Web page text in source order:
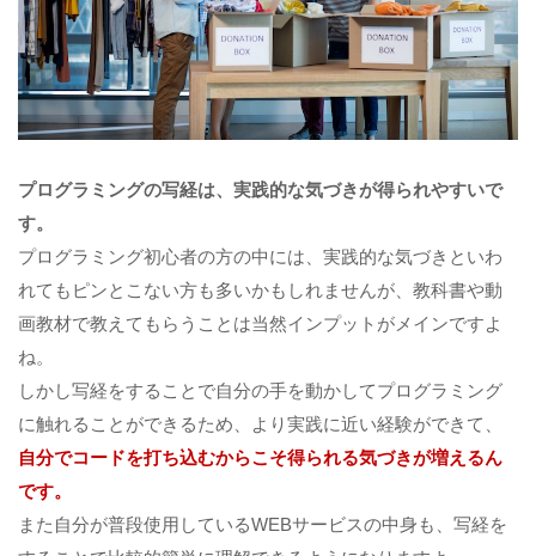
プログラミングの写経は、実践的な気づきが得られやすいで
す。
プログラミング初心者の方の中には、実践的な気づきといわ
れてもピンとこない方も多いかもしれませんが、教科書や動
画教材で教えてもらうことは当然インプットがメインですよ
ね。
しかし写経をすることで自分の手を動かしてプログラミング
に触れることができるため、より実践に近い経験ができて、
自分でコードを打ち込むからこそ得られる気づきが増えるん
です。
また自分が普段使用しているWEBサービスの中身も、写経を